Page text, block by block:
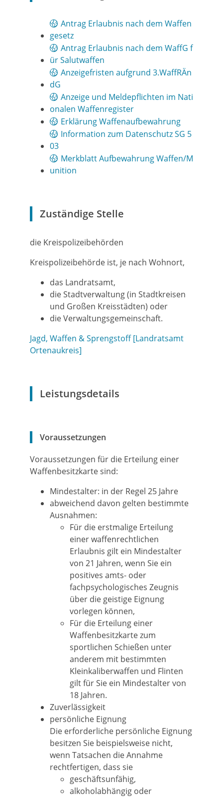
Antrag Erlaubnis nach dem Waffen
gesetz
Antrag Erlaubnis nach dem WaffG f
ür Salutwaffen
Anzeigefristen aufgrund 3.WaffRÄn
dG
Anzeige und Meldepflichten im Nati
onalen Waffenregister
Erklärung Waffenaufbewahrung
Information zum Datenschutz SG 5
03
Merkblatt Aufbewahrung Waffen/M
unition
Zuständige Stelle
die Kreispolizeibehörden
Kreispolizeibehörde ist, je nach Wohnort,
das Landratsamt,
die Stadtverwaltung (in Stadtkreisen
und Großen Kreisstädten) oder
die Verwaltungsgemeinschaft.
Jagd, Waffen & Sprengstoff [Landratsamt
Ortenaukreis]
Leistungsdetails
Voraussetzungen
Voraussetzungen für die Erteilung einer
Waffenbesitzkarte sind:
Mindestalter: in der Regel 25 Jahre
abweichend davon gelten bestimmte
Ausnahmen:
Für die erstmalige Erteilung
einer waffenrechtlichen
Erlaubnis gilt ein Mindestalter
von 21 Jahren, wenn Sie ein
positives amts- oder
fachpsychologisches Zeugnis
über die geistige Eignung
vorlegen können,
Für die Erteilung einer
Waffenbesitzkarte zum
sportlichen Schießen unter
anderem mit bestimmten
Kleinkaliberwaffen und Flinten
gilt für Sie ein Mindestalter von
18 Jahren.
Zuverlässigkeit
persönliche Eignung
Die erforderliche persönliche Eignung
besitzen Sie beispielsweise nicht,
wenn Tatsachen die Annahme
rechtfertigen, dass sie
geschäftsunfähig,
alkoholabhängig oder